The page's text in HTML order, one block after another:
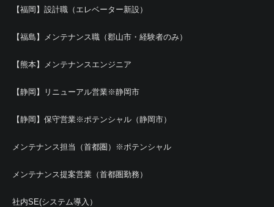
【福岡】設計職（エレベーター新設）
【福島】メンテナンス職（郡山市・経験者のみ）
【熊本】メンテナンスエンジニア
【静岡】リニューアル営業※静岡市
【静岡】保守営業※ポテンシャル（静岡市）
メンテナンス担当（首都圏）※ポテンシャル
メンテナンス提案営業（首都圏勤務）
社内SE(システム導入）